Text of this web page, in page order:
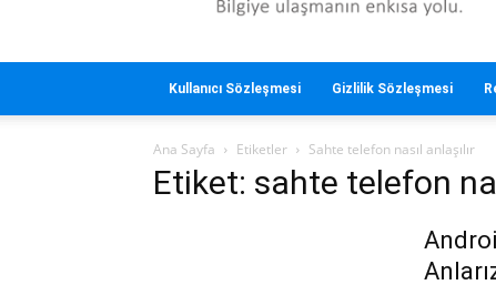
Kullanıcı Sözleşmesi Gizlilik Sözleşmesi
Ana Sayfa Etiketler Sahte telefon nasıl anlaşılır
Etiket: sahte telefon